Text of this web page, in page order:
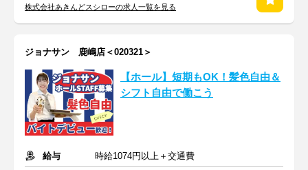
株式会社あきんどスシローの求人一覧を見る
ジョナサン 鹿嶋店＜020321＞
【ホール】短期もOK！髪色自由＆
シフト自由で働こう
給与
時給1074円以上＋交通費